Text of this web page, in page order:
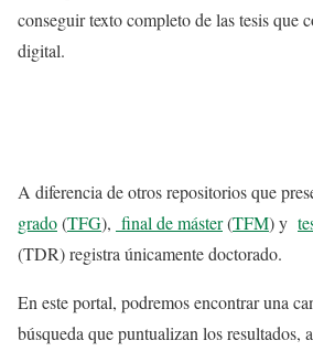
conseguir texto completo de las tesis que
digital.
A diferencia de otros repositorios que
grado(TFG), final de máster(TFM) y
(TDR) registra únicamente doctorado.
En este portal, podremos encontrar una
búsqueda que puntualizan los resultados,